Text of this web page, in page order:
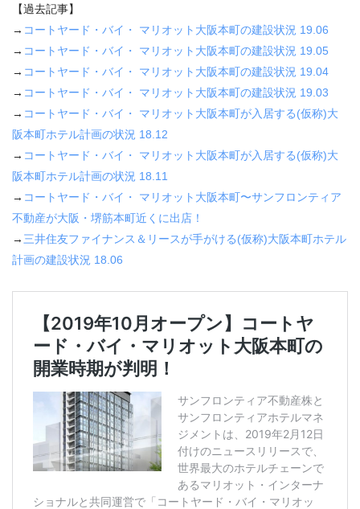
【過去記事】
→ コートヤード・バイ・ マリオット大阪本町の建設状況 19.06
→ コートヤード・バイ・ マリオット大阪本町の建設状況 19.05
→ コートヤード・バイ・ マリオット大阪本町の建設状況 19.04
→ コートヤード・バイ・ マリオット大阪本町の建設状況 19.03
→ コートヤード・バイ・ マリオット大阪本町が入居する(仮称)大
阪本町ホテル計画の状況 18.12
→ コートヤード・バイ・ マリオット大阪本町が入居する(仮称)大
阪本町ホテル計画の状況 18.11
→ コートヤード・バイ・ マリオット大阪本町〜サンフロンティア
不動産が大阪・堺筋本町近くに出店！
→ 三井住友ファイナンス＆リースが手がける(仮称)大阪本町ホテル
計画の建設状況 18.06